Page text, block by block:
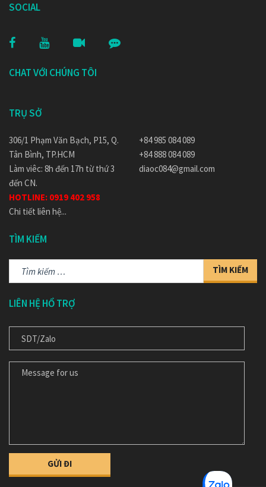
SOCIAL
CHAT VỚI CHÚNG TÔI
TRỤ SỞ
306/1 Phạm Văn Bạch, P15, Q.
Tân Bình, TP.HCM
Làm viêc: 8h đến 17h từ thứ 3
đến CN.
+84 985 084 089
+84 888 084 089
diaoc084@gmail.com
HOTLINE: 0919 402 958
Chi tiết liên hệ...
TÌM KIẾM
Tìm
kiếm
LIÊN HỆ HỔ TRỢ
ĐT/ ZALO
MESSAGE FOR US/ NỘI DỤNG TƯ VẤN